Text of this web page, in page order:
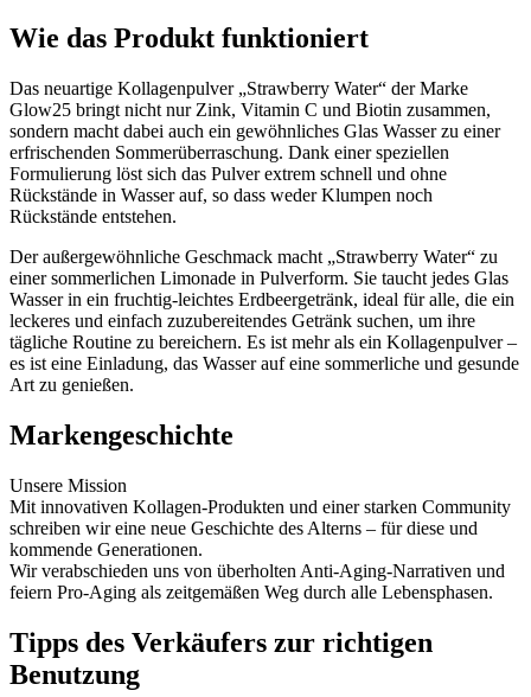
Wie das Produkt funktioniert
Das neuartige Kollagenpulver „Strawberry Water“ der Marke
Glow25 bringt nicht nur Zink, Vitamin C und Biotin zusammen,
sondern macht dabei auch ein gewöhnliches Glas Wasser zu einer
erfrischenden Sommerüberraschung. Dank einer speziellen
Formulierung löst sich das Pulver extrem schnell und ohne
Rückstände in Wasser auf, so dass weder Klumpen noch
Rückstände entstehen.
Der außergewöhnliche Geschmack macht „Strawberry Water“ zu
einer sommerlichen Limonade in Pulverform. Sie taucht jedes Glas
Wasser in ein fruchtig-leichtes Erdbeergetränk, ideal für alle, die ein
leckeres und einfach zuzubereitendes Getränk suchen, um ihre
tägliche Routine zu bereichern. Es ist mehr als ein Kollagenpulver –
es ist eine Einladung, das Wasser auf eine sommerliche und gesunde
Art zu genießen.
Markengeschichte
Unsere Mission
Mit innovativen Kollagen-Produkten und einer starken Community
schreiben wir eine neue Geschichte des Alterns – für diese und
kommende Generationen.
Wir verabschieden uns von überholten Anti-Aging-Narrativen und
feiern Pro-Aging als zeitgemäßen Weg durch alle Lebensphasen.
Tipps des Verkäufers zur richtigen
Benutzung